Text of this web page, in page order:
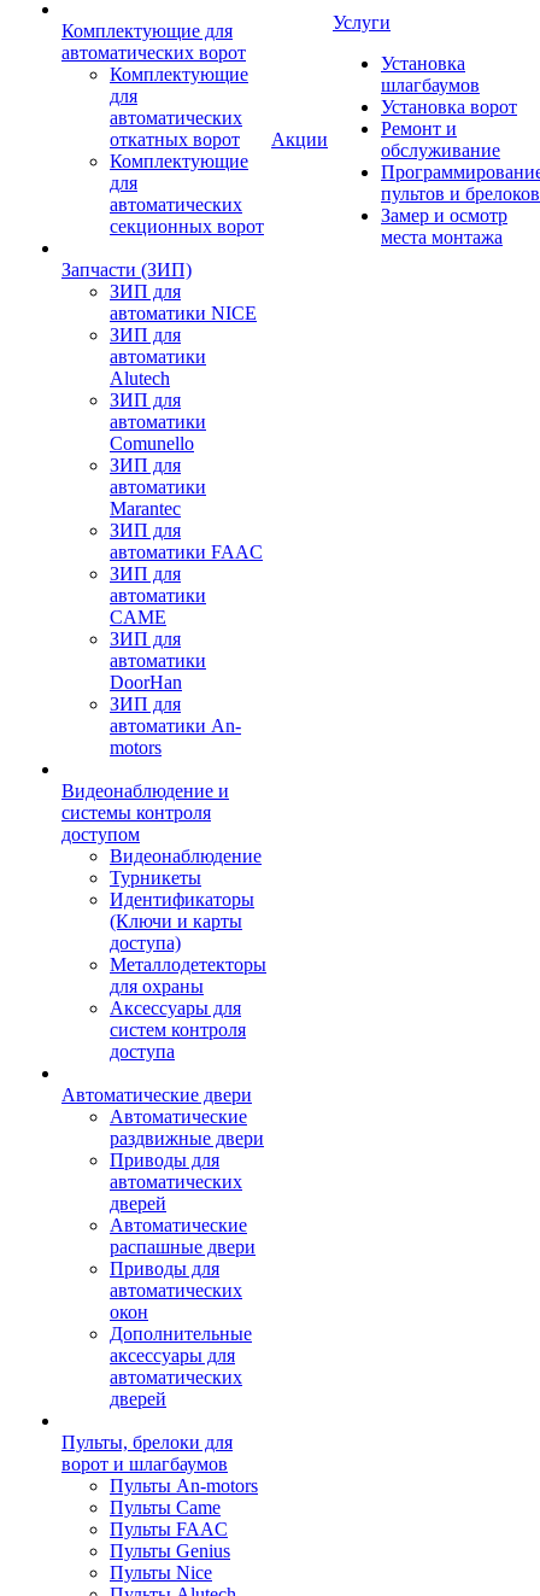
Комплектующие для
автоматических ворот
Комплектующие
для
автоматических
откатных ворот
Комплектующие
для
автоматических
секционных ворот
Запчасти (ЗИП)
ЗИП для
автоматики NICE
ЗИП для
автоматики
Alutech
ЗИП для
автоматики
Comunello
ЗИП для
автоматики
Marantec
ЗИП для
автоматики FAAC
ЗИП для
автоматики
CAME
ЗИП для
автоматики
DoorHan
ЗИП для
автоматики An-
motors
Видеонаблюдение и
системы контроля
доступом
Видеонаблюдение
Турникеты
Идентификаторы
(Ключи и карты
доступа)
Металлодетекторы
для охраны
Аксессуары для
систем контроля
доступа
Автоматические двери
Автоматические
раздвижные двери
Приводы для
автоматических
дверей
Автоматические
распашные двери
Приводы для
автоматических
окон
Дополнительные
аксессуары для
автоматических
дверей
Пульты, брелоки для
ворот и шлагбаумов
Пульты An-motors
Пульты Came
Пульты FAAC
Пульты Genius
Пульты Nice
Акции
Услуги
Установка
шлагбаумов
Установка ворот
Ремонт и
обслуживание
пультов и брелоков
Замер и осмотр
места монтажа